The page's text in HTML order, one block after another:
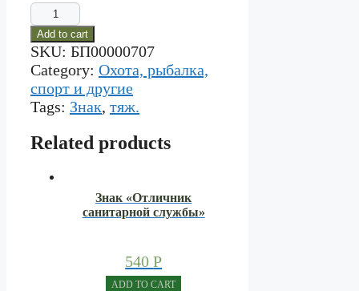
Знак
"Снайпер"
quantity
Add to cart
SKU: БП00000707
Category: Охота, рыбалка,
спорт и другие
Tags: Знак, тяж.
Related products
Знак «Отличник
санитарной службы»
540Р
ADD TO CART